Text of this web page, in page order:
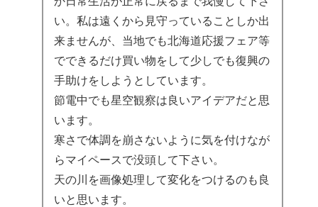
い。私は遠くから見守っていることしか出
来ませんが、当地でも北海道応援フェア等
でできるだけ買い物をして少しでも復興の
手助けをしようとしています。
節電中でも星空観察は良いアイデアだと思
います。
寒さで体調を崩さないように気を付けなが
らマイペースで没頭して下さい。
天の川を画像処理して変化をつけるのも良
いと思います。